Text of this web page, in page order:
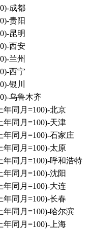
成都
贵阳
昆明
西安
兰州
西宁
银川
乌鲁木齐
同月=100)-北京
同月=100)-天津
同月=100)-石家庄
同月=100)-太原
同月=100)-呼和浩特
同月=100)-沈阳
同月=100)-大连
同月=100)-长春
同月=100)-哈尔滨
同月=100)-上海